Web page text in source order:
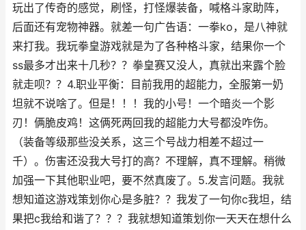
玩出了传奇的感觉，刷怪，打怪爆装备，喊格斗家助阵，
后面还有宠物神器。就差一句广告语：一拳ko，是八神就
来打我。我玩拳皇游戏就是为了各种格斗家，结果你一个
ss最多才出来十几秒？？拳皇赛又没人，真就出来露个脸
就走呗？？4.职业平衡：目前我用的超能力，全服第一奶
坦就不说啥了。但是！！！我的小号！一个暗炎一个影
刃！俩脆皮鸡！这俩死两回我的超能力大号都没咋伤。
（装备等级那些没关系，这三个号战力相差不超过一
千）。伤害还没我大号打的高？不理解，真不理解。稍微
加强一下其他职业吧，要不然真废了。5.发言问题。我就
想知道这游戏策划你心是多脏？？我发了一句你c我坦，结
果把c我给和谐了？？？我就想知道策划你一天天在想什么